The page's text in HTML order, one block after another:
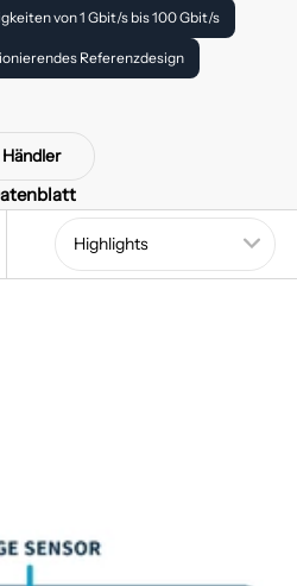
von 1 Gbit/s bis 100 Gbit/s
Referenzdesign
Händler